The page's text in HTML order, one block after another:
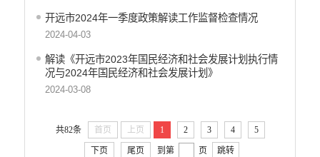
开远市2024年一季度政策解读工作监督检查情况
2024-04-03
解读《开远市2023年国民经济和社会发展计划执行情
况与2024年国民经济和社会发展计划》
2024-03-08
共82条 首页 上页 1 2 3 4 5
下页 尾页 到第 页 跳转